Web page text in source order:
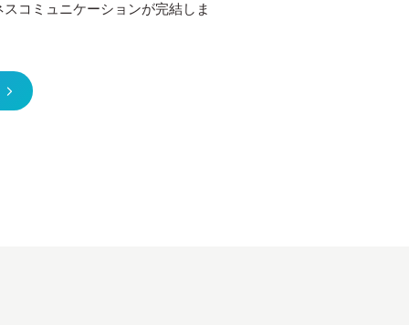
コミュニケーションが完結しま